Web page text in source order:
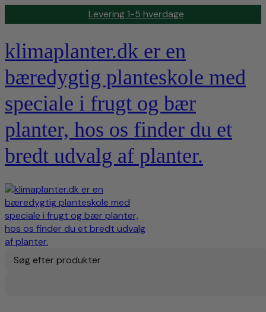
Levering 1-5 hverdage
klimaplanter.dk er en
bæredygtig planteskole med
speciale i frugt og bær
planter, hos os finder du et
bredt udvalg af planter.
Søg efter produkter